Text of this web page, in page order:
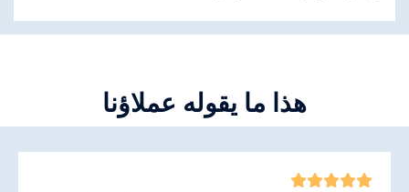
هذا ما يقوله عملاؤنا